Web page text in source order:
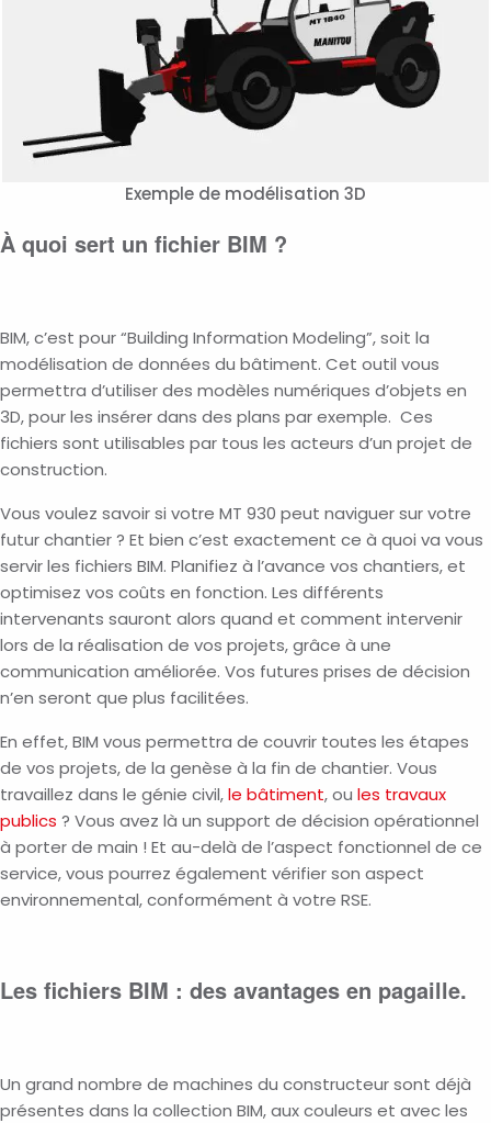
Exemple de modélisation 3D
À quoi sert un fichier BIM ?
BIM, c’est pour “Building Information Modeling”, soit la
modélisation de données du bâtiment. Cet outil vous
permettra d’utiliser des modèles numériques d’objets en
3D, pour les insérer dans des plans par exemple. Ces
fichiers sont utilisables par tous les acteurs d’un projet de
construction.
Vous voulez savoir si votre MT 930 peut naviguer sur votre
futur chantier ? Et bien c’est exactement ce à quoi va vous
servir les fichiers BIM. Planifiez à l’avance vos chantiers, et
optimisez vos coûts en fonction. Les différents
intervenants sauront alors quand et comment intervenir
lors de la réalisation de vos projets, grâce à une
communication améliorée. Vos futures prises de décision
n’en seront que plus facilitées.
En effet, BIM vous permettra de couvrir toutes les étapes
de vos projets, de la genèse à la fin de chantier. Vous
travaillez dans le génie civil,le bâtiment, ou les travaux
publics ? Vous avez là un support de décision opérationnel
à porter de main ! Et au-delà de l’aspect fonctionnel de ce
service, vous pourrez également vérifier son aspect
environnemental, conformément à votre RSE.
Les fichiers BIM : des avantages en pagaille.
Un grand nombre de machines du constructeur sont déjà
présentes dans la collection BIM, aux couleurs et avec les